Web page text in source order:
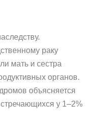
раку
мать и сестра
органов.
объясняется
у 1–2%